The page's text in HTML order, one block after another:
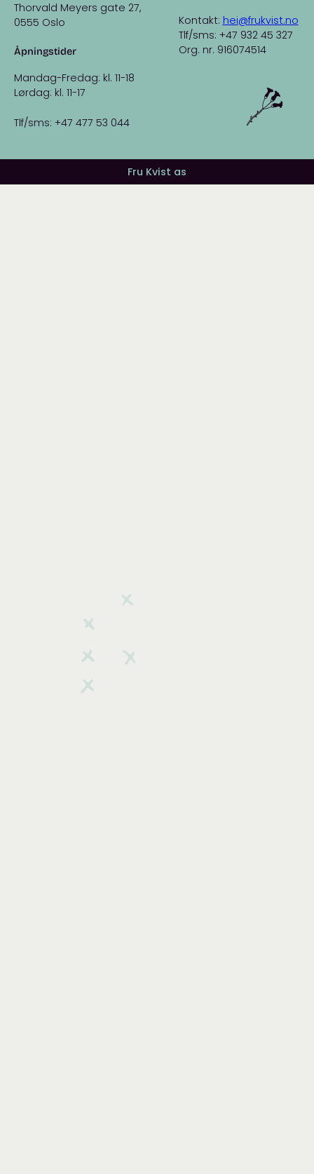
Thorvald Meyers gate 27,
0555 Oslo
Åpningstider
Mandag-Fredag: kl. 11-18
Lørdag: kl. 11-17
Tlf/sms: +47 477 53 044
Kontakt: hei@frukvist.no
Tlf/sms: +47 932 45 327
Org. nr. 916074514
Fru Kvist as